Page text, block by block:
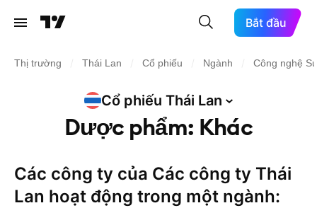
Bắt đầu
Thị trường Thái Lan Cổ phiếu Ngành Công nghệ
Cổ phiếu Thái Lan
Dược phẩm: Khác
Các công ty của Các công ty Thái
Lan hoạt động trong một ngành: